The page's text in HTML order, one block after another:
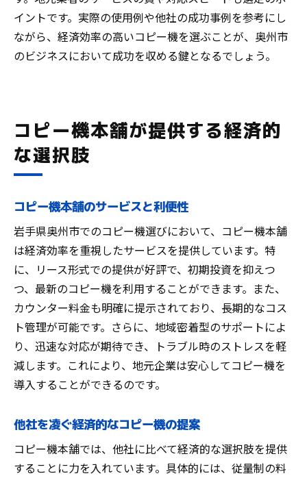
イントです。実際の使用例や他社の成功事例を参考にし
ながら、経済効率の高いコピー機を選ぶことが、奥州市
のビジネスにおいて成功を収める鍵となるでしょう。
コピー機本舗が提供する経済的
な選択肢
コピー機本舗のサービスと利便性
岩手県奥州市でのコピー機選びにおいて、コピー機本舗
は経済効率を重視したサービスを提供しています。特
に、リース形式での提供が好評で、初期投資を抑えつ
つ、最新のコピー機を利用することができます。また、
カウンター料金も明確に提示されており、長期的なコス
ト管理が可能です。さらに、地域密着型のサポートによ
り、迅速な対応が期待でき、トラブル時のストレスを軽
減します。これにより、地元企業は安心してコピー機を
導入することができるのです。
他社を凌ぐ経済的なコピー機の提案
コピー機本舗では、他社に比べて経済的な選択肢を提供
することに力を入れています。具体的には、従量制の料